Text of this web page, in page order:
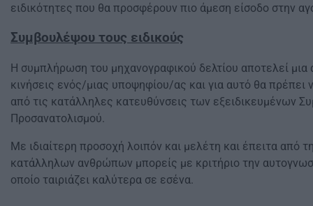
ειδικότητες που θα προσφέρουν πιο άμεση είσοδο στην
Συμβουλέψου τους ειδικούς
Η συμπλήρωση του μηχανογραφικού δελτίου αποτελεί μια
κινήσεις ενός/μιας υποψηφίου/ας και για αυτό θα πρέπει
από τις κατάλληλες κατευθύνσεις των εξειδικευμένων
Προσανατολισμού.
Με ιδιαίτερη προσοχή λοιπόν και μελέτη και έπειτα από
κατάλληλων ανθρώπων μπορείς με κριτήριο την
οποίο ταιριάζει καλύτερα σε εσένα.